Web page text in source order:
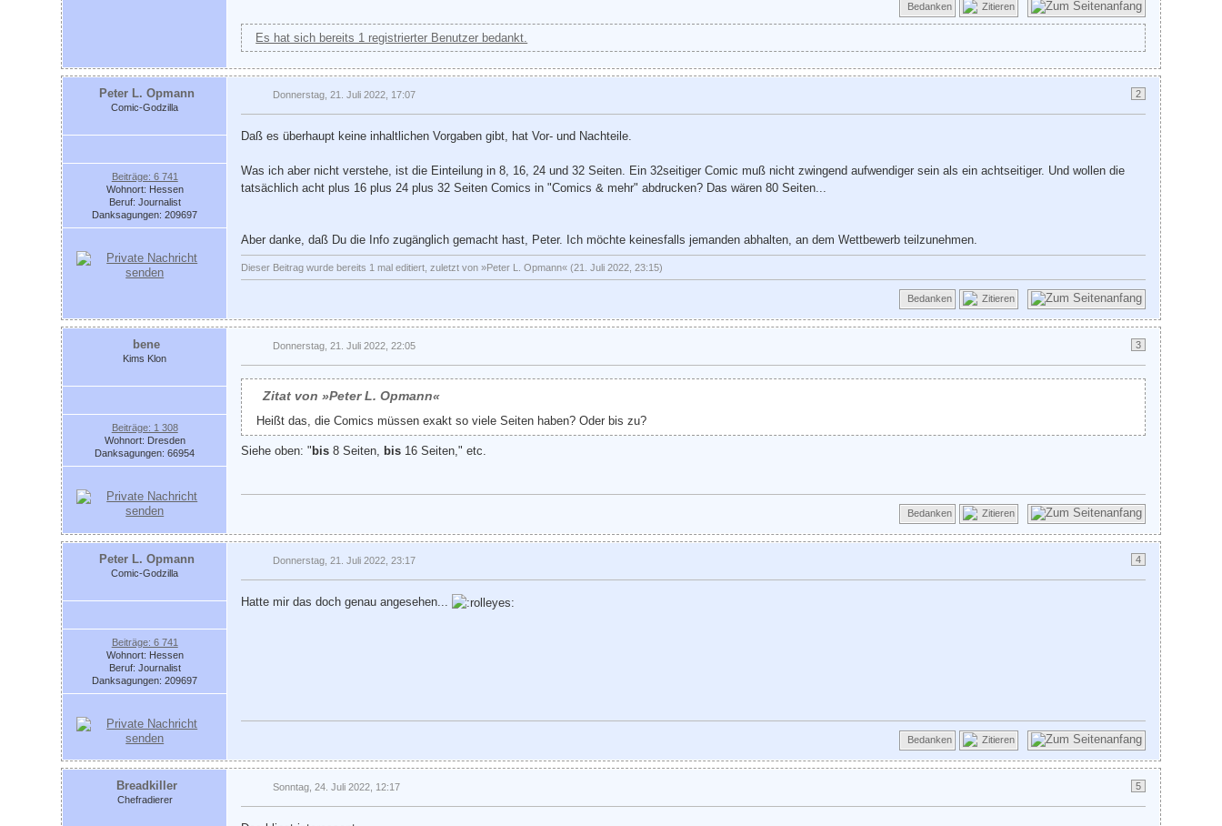
Zitieren
Bedanken
Es hat sich bereits 1 registrierter Benutzer bedankt.
Peter L. Opmann
Comic-Godzilla
Beiträge: 6 741
Wohnort: Hessen
Beruf: Journalist
Danksagungen: 209697
2
Donnerstag, 21. Juli 2022, 17:07
Daß es überhaupt keine inhaltlichen Vorgaben gibt, hat Vor- und Nachteile.
Was ich aber nicht verstehe, ist die Einteilung in 8, 16, 24 und 32 Seiten. Ein 32seitiger Comic muß nicht zwingend aufwendiger sein als ein achtseitiger. Und wollen die
tatsächlich acht plus 16 plus 24 plus 32 Seiten Comics in "Comics & mehr" abdrucken? Das wären 80 Seiten...
Aber danke, daß Du die Info zugänglich gemacht hast, Peter. Ich möchte keinesfalls jemanden abhalten, an dem Wettbewerb teilzunehmen.
Dieser Beitrag wurde bereits 1 mal editiert, zuletzt von »Peter L. Opmann« (21. Juli 2022, 23:15)
Zitieren
Bedanken
bene
Kims Klon
Beiträge: 1 308
Wohnort: Dresden
Danksagungen: 66954
3
Donnerstag, 21. Juli 2022, 22:05
Zitat von »Peter L. Opmann«
Heißt das, die Comics müssen exakt so viele Seiten haben? Oder bis zu?
Siehe oben: " bis 8 Seiten, bis 16 Seiten," etc.
Zitieren
Bedanken
Peter L. Opmann
Comic-Godzilla
Beiträge: 6 741
Wohnort: Hessen
Beruf: Journalist
Danksagungen: 209697
4
Donnerstag, 21. Juli 2022, 23:17
Hatte mir das doch genau angesehen...
Zitieren
Bedanken
Breadkiller
Chefradierer
5
Sonntag, 24. Juli 2022, 12:17